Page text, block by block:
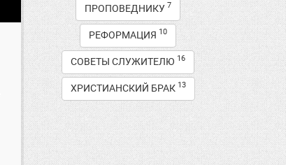
ПРОПОВЕДНИКУ 7
РЕФОРМАЦИЯ 10
СОВЕТЫ СЛУЖИТЕЛЮ 16
ХРИСТИАНСКИЙ БРАК 13